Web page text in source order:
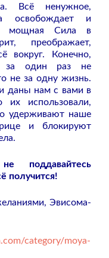
Всё ненужное,
освобождает и
мощная Сила в
преображает,
вокруг.
Конечно,
за один раз не
не за одну жизнь.
даны нам с вами в
использовали,
удерживают наше
и блокируют
поддавайтесь
получится!
Эвисома-
category/moya-